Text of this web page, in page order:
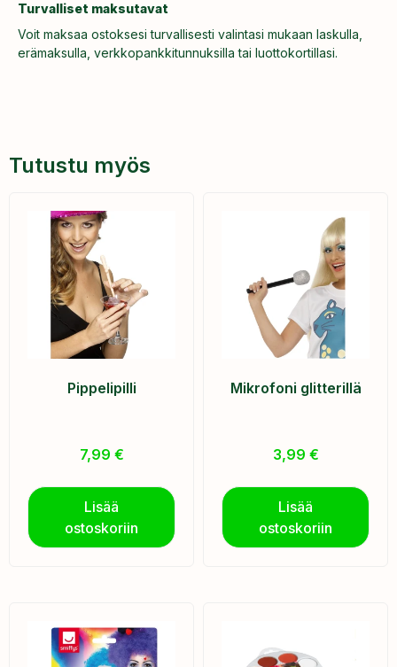
Turvalliset maksutavat
Voit maksaa ostoksesi turvallisesti valintasi mukaan laskulla,
erämaksulla, verkkopankkitunnuksilla tai luottokortillasi.
Tutustu myös
Pippelipilli
7,99 €
Lisää
ostoskoriin
Mikrofoni glitterillä
3,99 €
Lisää
ostoskoriin